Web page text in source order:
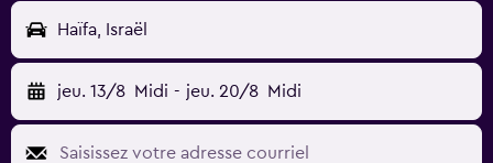
Haïfa, Israël
jeu. 13/8 Midi - jeu. 20/8 Midi